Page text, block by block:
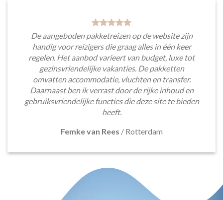
De aangeboden pakketreizen op de website zijn
handig voor reizigers die graag alles in één keer
regelen. Het aanbod varieert van budget, luxe tot
gezinsvriendelijke vakanties. De pakketten
omvatten accommodatie, vluchten en transfer.
Daarnaast ben ik verrast door de rijke inhoud en
gebruiksvriendelijke functies die deze site te bieden
heeft.
Femke van Rees / Rotterdam